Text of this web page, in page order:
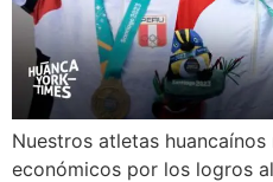
Nuestros atletas
económicos por los logros